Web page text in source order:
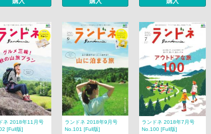
ネ 2018年11月号
[Full版]
ランドネ 2018年9月号
No.101 [Full版]
ランドネ 2018年7月号
No.100 [Full版]